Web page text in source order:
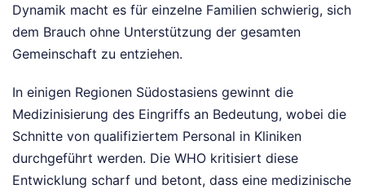
Dynamik macht es für einzelne Familien schwierig, sich
dem Brauch ohne Unterstützung der gesamten
Gemeinschaft zu entziehen.
In einigen Regionen Südostasiens gewinnt die
Medizinisierung des Eingriffs an Bedeutung, wobei die
Schnitte von qualifiziertem Personal in Kliniken
durchgeführt werden. Die WHO kritisiert diese
Entwicklung scharf und betont, dass eine medizinische